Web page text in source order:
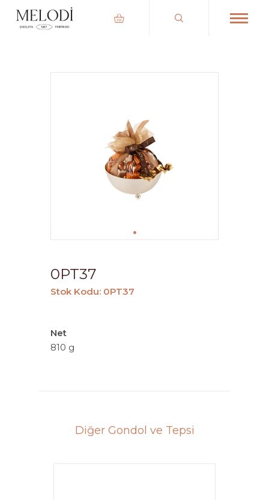
0PT37
Stok Kodu: 0PT37
Net
810 g
Diğer Gondol ve Tepsi